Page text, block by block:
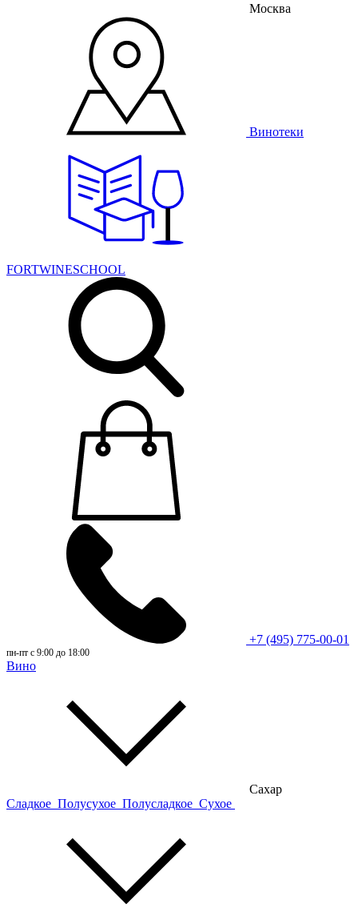
Москва
Винотеки
FORTWINESCHOOL
+7 (495) 775-00-01
пн-пт с 9:00 до 18:00
Вино
Сахар
Сладкое Полусухое Полусладкое Сухое